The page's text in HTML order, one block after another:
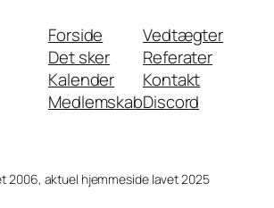
Forside
Det sker
Kalender
Medlemskab
Vedtægter
Referater
Kontakt
Discord
2006, aktuel hjemmeside lavet 2025